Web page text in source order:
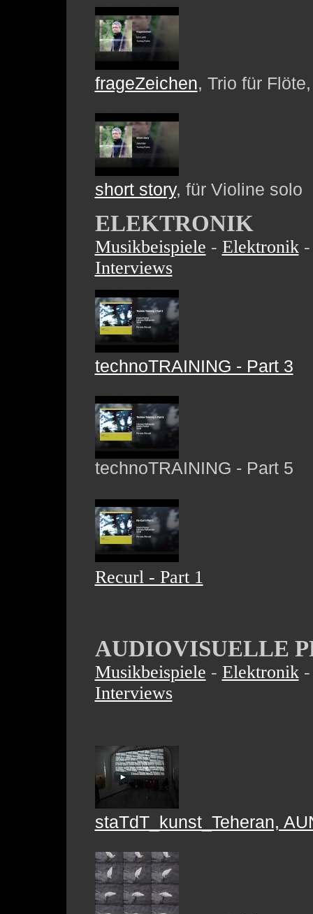
frageZeichen, Trio für
short story, für Violine solo
ELEKTRONIK
Musikbeispiele - Elektronik
Interviews
technoTRAINING - Part 3
technoTRAINING - Part 5
Recurl - Part 1
AUDIOVISUELLE
Musikbeispiele - Elektronik
Interviews
staTdT_kunst_Teheran,